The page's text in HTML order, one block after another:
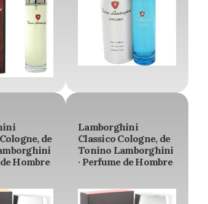
de
Hombre
Lamborghini
Classico Cologne, de
Tonino Lamborghini
· Perfume de Hombre